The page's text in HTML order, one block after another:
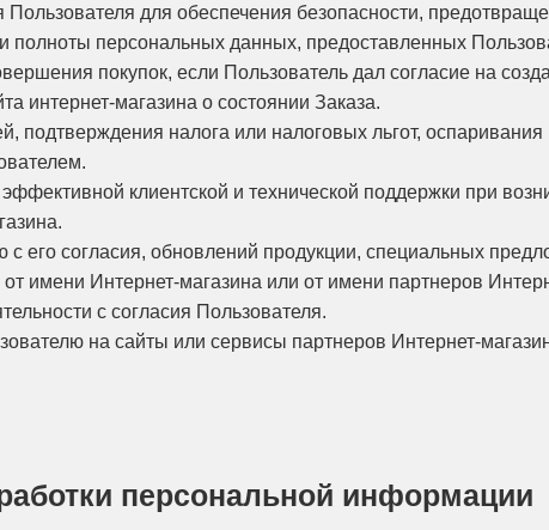
для обеспечения безопасности,
полноты персональных данных, предоставленных
покупок, если Пользователь дал согласие на
интернет-магазина о состоянии Заказа.
подтверждения налога или налоговых льгот,
клиентской и технической поддержки при
его согласия, обновлений продукции, специальных
имени Интернет-магазина или от имени партнеров
с согласия Пользователя.
на сайты или сервисы партнеров Интернет-
персональной информации